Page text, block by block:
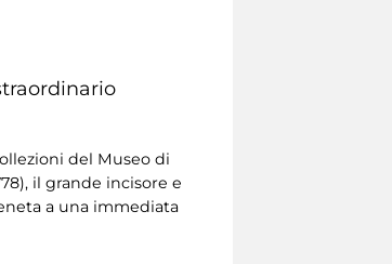
del Museo di
il grande incisore e
a una immediata